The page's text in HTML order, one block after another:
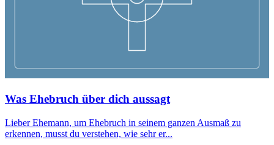
Was Ehebruch über dich aussagt
Lieber Ehemann, um Ehebruch in seinem ganzen Ausmaß zu
erkennen, musst du verstehen, wie sehr er...